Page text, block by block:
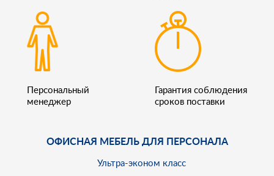
Персональный
менеджер
Гарантия соблюдения
сроков поставки
ОФИСНАЯ МЕБЕЛЬ ДЛЯ ПЕРСОНАЛА
Ультра-эконом класс